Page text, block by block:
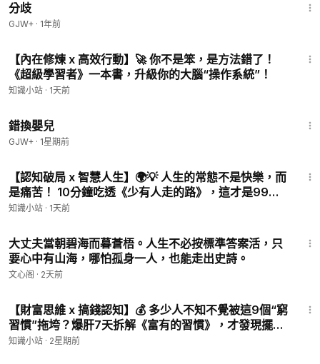
分歧
GJW+ · 1年前
【內在修煉 x 高效行動】🚀 你不是笨，是方法錯了！
《超級學習者》一本書，升級你的大腦“操作系統”！
知識小站 · 1天前
錯換嬰兒
GJW+ · 1星期前
【認知破局 x 智慧人生】🌍💡 人生的常態不是快樂，而
是痛苦！ 10分鐘吃透《少有人走的路》，這才是99%
的人逃避的真相
知識小站 · 1天前
大丈夫當朝碧海而暮蒼梧。人生不必按標準答案活，只
要心中有山海，哪怕孤身一人，也能走出史詩。
文心阁 · 2天前
【財富思維 x 搞錢認知】💰 多少人不知不覺被這9個“窮
習慣”拖垮？爆肝7天拆解《富有的習慣》，才發現擺脫
貧窮的關鍵如此扎心！
知識小站 · 2星期前